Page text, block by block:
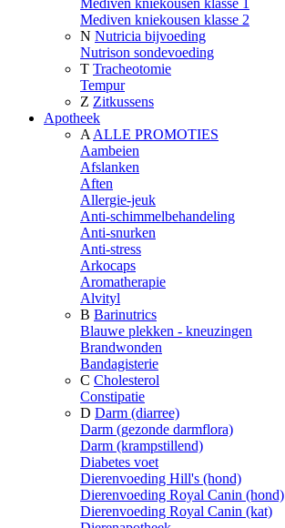
Mediven kniekousen klasse 1
Mediven kniekousen klasse 2
N Nutricia bijvoeding
Nutrison sondevoeding
T Tracheotomie
Tempur
Z Zitkussens
Apotheek
A ALLE PROMOTIES
Aambeien
Afslanken
Aften
Allergie-jeuk
Anti-schimmelbehandeling
Anti-snurken
Anti-stress
Arkocaps
Aromatherapie
Alvityl
B Barinutrics
Blauwe plekken - kneuzingen
Brandwonden
Bandagisterie
C Cholesterol
Constipatie
D Darm (diarree)
Darm (gezonde darmflora)
Darm (krampstillend)
Diabetes voet
Dierenvoeding Hill's (hond)
Dierenvoeding Royal Canin (hond)
Dierenvoeding Royal Canin (kat)